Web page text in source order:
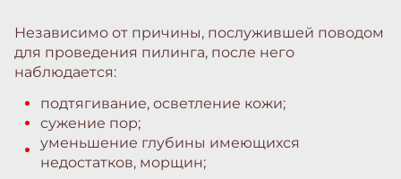
Независимо от причины, послужившей поводом
для проведения пилинга, после него
наблюдается:
подтягивание, осветление кожи;
сужение пор;
уменьшение глубины имеющихся
недостатков, морщин;